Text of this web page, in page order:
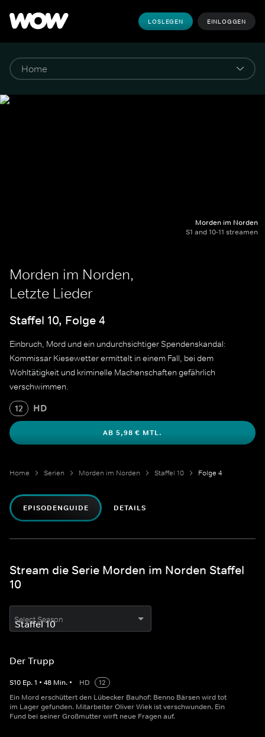
LOSLEGEN EINLOGGEN
Morden im Norden
S1 and 10-11 streamen
Morden im Norden,
Letzte Lieder
Staffel 10, Folge 4
Einbruch, Mord und ein undurchsichtiger Spendenskandal:
Kommissar Kiesewetter ermittelt in einem Fall, bei dem
Wohltätigkeit und kriminelle Machenschaften gefährlich
verschwimmen.
12 HD
AB 5,98 € MTL.
Home Serien Morden im Norden Staffel 10 Folge 4
EPISODENGUIDE DETAILS
Stream die Serie Morden im Norden Staffel
10
Select Season
Der Trupp
S10 Ep.1 • 48 Min. • HD
12
Ein Mord erschüttert den Lübecker Bauhof: Benno Bärsen wird tot
im Lager gefunden. Mitarbeiter Oliver Wiek ist verschwunden. Ein
Fund bei seiner Großmutter wirft neue Fragen auf.